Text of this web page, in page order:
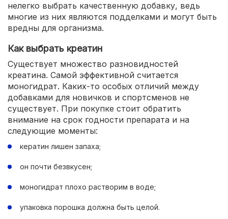
нелегко выбрать качественную добавку, ведь
многие из них являются подделками и могут быть
вредны для организма.
Как выбрать креатин
Существует множество разновидностей
креатина. Самой эффективной считается
моногидрат. Каких-то особых отличий между
добавками для новичков и спортсменов не
существует. При покупке стоит обратить
внимание на срок годности препарата и на
следующие моменты:
кератин лишен запаха;
он почти безвкусен;
моногидрат плохо растворим в воде;
упаковка порошка должна быть целой.